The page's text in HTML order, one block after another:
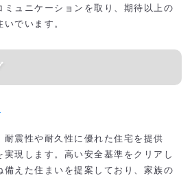
ミュニケーションを取り、期待以上の
でいます。
耐震性や耐久性に優れた住宅を提供
実現します。高い安全基準をクリアし
備えた住まいを提案しており、家族の